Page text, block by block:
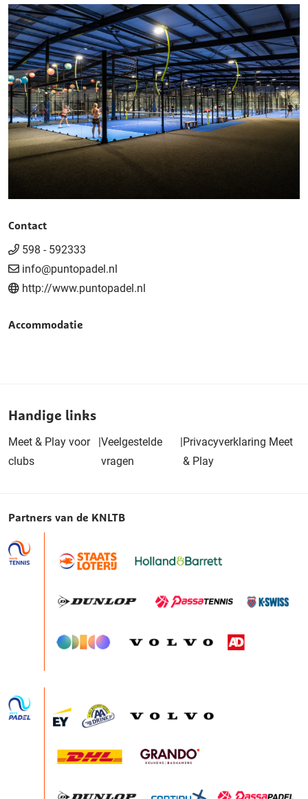
Contact
598 - 592333
info@puntopadel.nl
http://www.puntopadel.nl
Accommodatie
Handige links
Meet & Play voor
clubs
|Veelgestelde
vragen
|Privacyverklaring Meet
& Play
Partners van de KNLTB